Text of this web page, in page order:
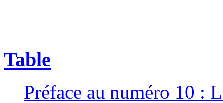
Table
Préface au numéro 10 :